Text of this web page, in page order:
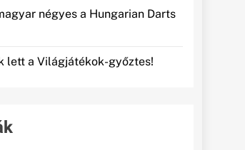
négyes a Hungarian Darts
lett a Világjátékok-győztes!